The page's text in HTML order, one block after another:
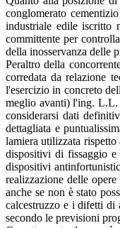
conglomerato
industriale edile iscritto
committente per
della inosservanza delle
Peraltro della
corredata da relazione
l'esercizio in concreto
meglio avanti) l'ing. L.L.
considerarsi dati
dettagliata e
lamiera utilizzata rispetto
dispositivi di fissaggio e
dispositivi
realizzazione delle
anche se non è stato
calcestruzzo e i difetti di
secondo le previsioni